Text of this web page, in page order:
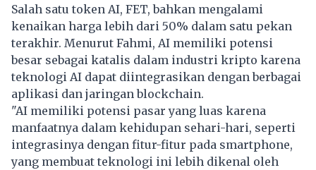
Salah satu token AI, FET, bahkan mengalami
kenaikan harga lebih dari 50% dalam satu pekan
terakhir. Menurut Fahmi, AI memiliki potensi
besar sebagai katalis dalam industri kripto karena
teknologi AI dapat diintegrasikan dengan berbagai
aplikasi dan jaringan blockchain.
"AI memiliki potensi pasar yang luas karena
manfaatnya dalam kehidupan sehari-hari, seperti
integrasinya dengan fitur-fitur pada smartphone,
yang membuat teknologi ini lebih dikenal oleh